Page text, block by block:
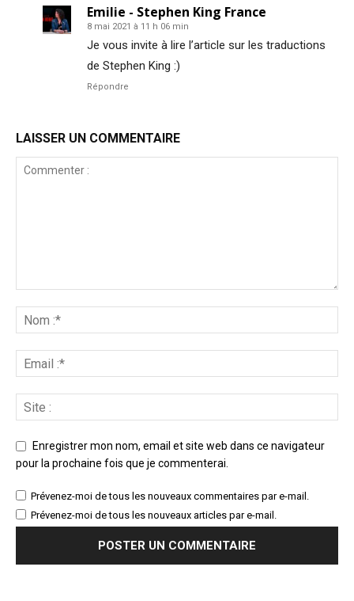
Emilie - Stephen King France
8 mai 2021 à 11 h 06 min
Je vous invite à lire l’article sur les traductions
de Stephen King :)
Répondre
LAISSER UN COMMENTAIRE
Enregistrer mon nom, email et site web dans ce navigateur
pour la prochaine fois que je commenterai.
Prévenez-moi de tous les nouveaux commentaires par e-mail.
Prévenez-moi de tous les nouveaux articles par e-mail.